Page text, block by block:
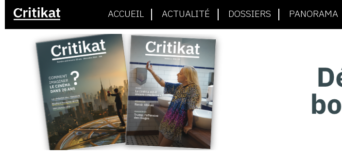
ACCUEIL ACTUALITÉ DOSSIERS PANORAMA